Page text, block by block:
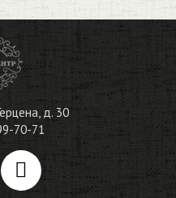
д. 30
70-71